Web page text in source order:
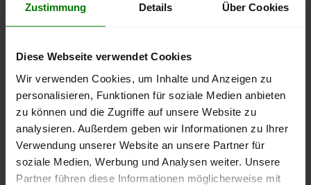
Zustimmung Details Über Cookies
Diese Webseite verwendet Cookies
Wir verwenden Cookies, um Inhalte und Anzeigen zu
personalisieren, Funktionen für soziale Medien anbieten
zu können und die Zugriffe auf unsere Website zu
analysieren. Außerdem geben wir Informationen zu Ihrer
Verwendung unserer Website an unsere Partner für
soziale Medien, Werbung und Analysen weiter. Unsere
Partner führen diese Informationen möglicherweise mit
lose Ware Sackware
September
2025
Januar
2026
Mai
2026
300 €
350 €
Die aktuelle Preisentwicklung für Holzpellets in Deutschland
können Sie jederzeit auf unsererPelletspreise-Seite